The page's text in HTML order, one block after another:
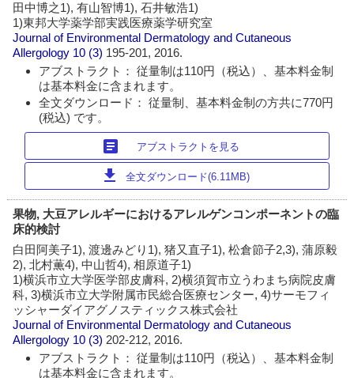
田中博之1), 有山智博1), 石井敏浩1)
1)東邦大学薬学部実践医療薬学研究室
Journal of Environmental Dermatology and Cutaneous
Allergology 10 (3) 195-201, 2016.
アブストラクト： 従量制は110円（税込）、基本料金制
は基本料金に含まれます。
全文ダウンロード： 従量制、基本料金制の方共に770円
(税込) です。
article アブストラクトを見る
download 全文ダウンロード(6.11MB)
果物, 大豆アレルギーにおけるアレルゲンコンポーネントの臨
床的検討
白田阿美子1), 渡邊みどり1), 猪又直子1), 松倉節子2,3), 蒲原毅
2), 北村薫4), 中山哲4), 相原道子1)
1)横浜市立大学医学部皮膚科, 2)横須賀市立うわまち病院皮膚
科, 3)横浜市立大学附属市民総合医療センター, 4)サーモフィ
ッシャーダイアグノスティックス株式会社
Journal of Environmental Dermatology and Cutaneous
Allergology 10 (3) 202-212, 2016.
アブストラクト： 従量制は110円（税込）、基本料金制
は基本料金に含まれます。